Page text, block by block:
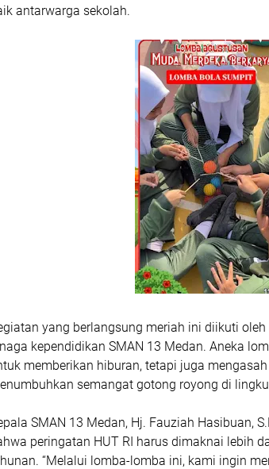
antarwarga sekolah.
yang berlangsung meriah ini diikuti
kependidikan SMAN 13 Medan. Aneka
memberikan hiburan, tetapi juga
semangat gotong royong di
SMAN 13 Medan, Hj. Fauziah Hasibuan,
peringatan HUT RI harus dimaknai lebih
“Melalui lomba-lomba ini, kami ingin